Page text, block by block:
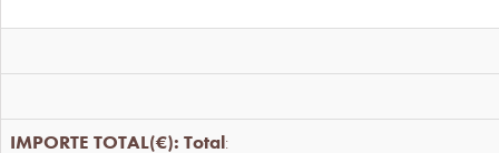
Total: